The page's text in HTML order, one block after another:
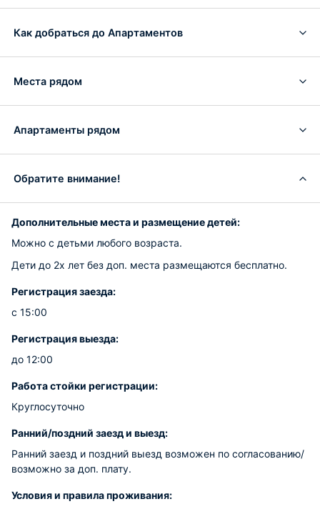
Как добраться до Апартаментов
Места рядом
Апартаменты рядом
Обратите внимание!
Дополнительные места и размещение детей:
Можно с детьми любого возраста.
Дети до 2х лет без доп. места размещаются бесплатно.
Регистрация заезда:
с 15:00
Регистрация выезда:
до 12:00
Работа стойки регистрации:
Круглосуточно
Ранний/поздний заезд и выезд:
Ранний заезд и поздний выезд возможен по согласованию/
возможно за доп. плату.
Условия и правила проживания: